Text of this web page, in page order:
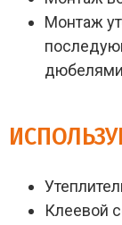
Монтаж
Клеевой